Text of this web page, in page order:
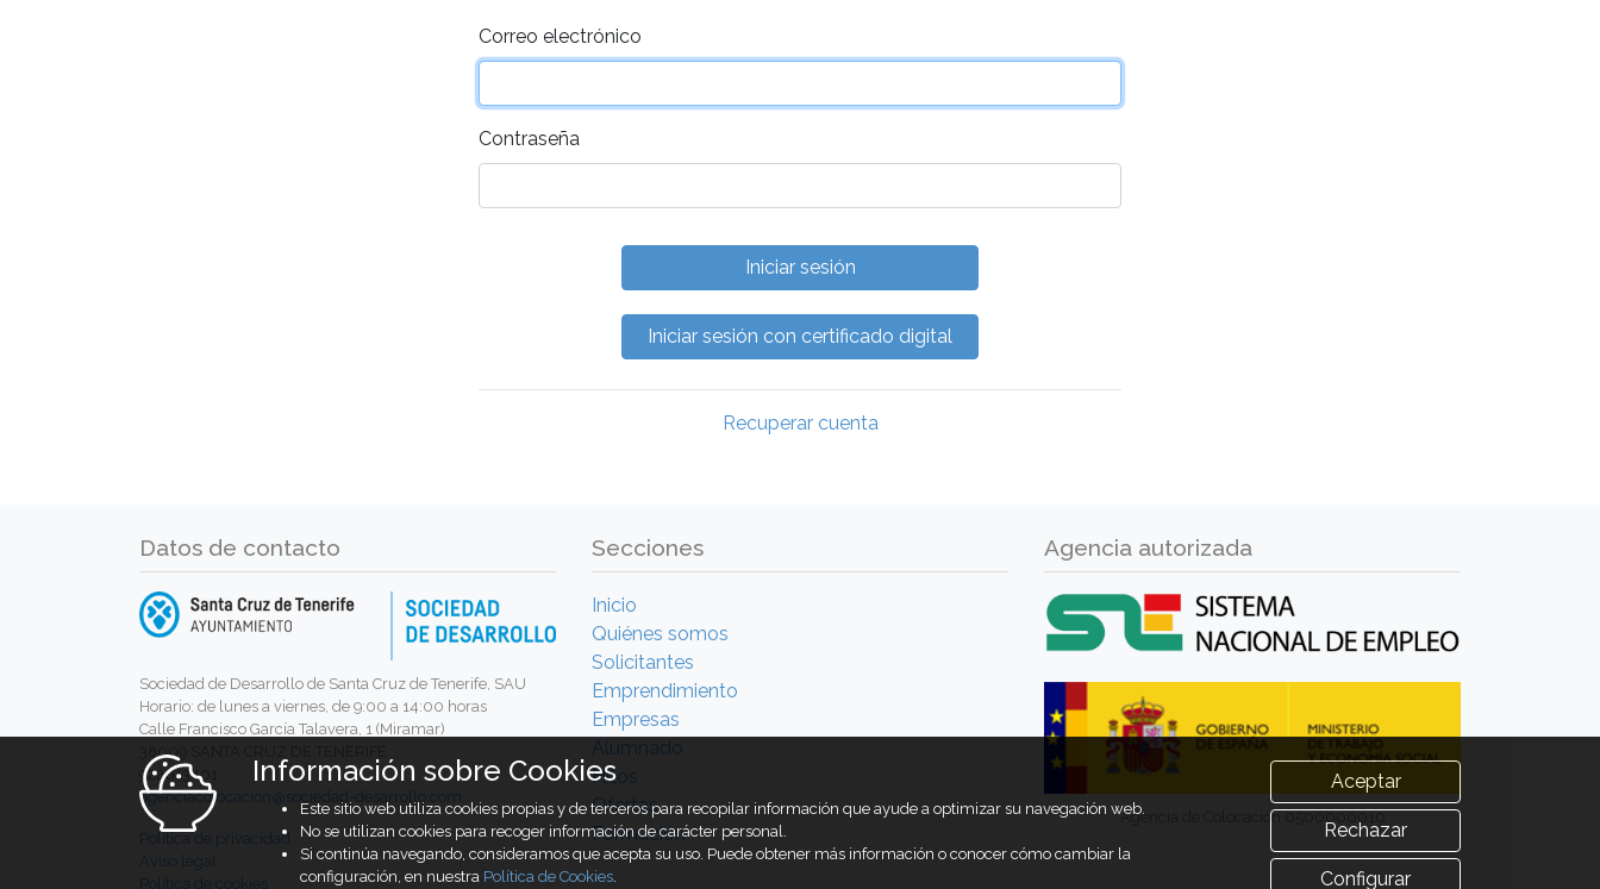
Correo electrónico
Contraseña
Recuperar cuenta
Datos de contacto
Sociedad de Desarrollo de Santa Cruz de Tenerife, SAU
Horario: de lunes a viernes, de 9:00 a 14:00 horas
Calle Francisco García Talavera, 1 (Miramar)
38009 SANTA CRUZ DE TENERIFE
922013401
agenciacolocacion@sociedad-desarrollo.com
Política de privacidad
Aviso legal
Política de cookies
Secciones
Inicio
Quiénes somos
Solicitantes
Emprendimiento
Empresas
Alumnado
Hitos
Ofertas
Formación
Agencia autorizada
Agencia de Colocación 0500000010
Información sobre Cookies
Este sitio web utiliza cookies propias y de terceros para recopilar información que ayude a optimizar su navegación web.
No se utilizan cookies para recoger información de carácter personal.
Si continúa navegando, consideramos que acepta su uso. Puede obtener más información o conocer cómo cambiar la
configuración, en nuestra Política de Cookies.
Aceptar
Rechazar
Configurar